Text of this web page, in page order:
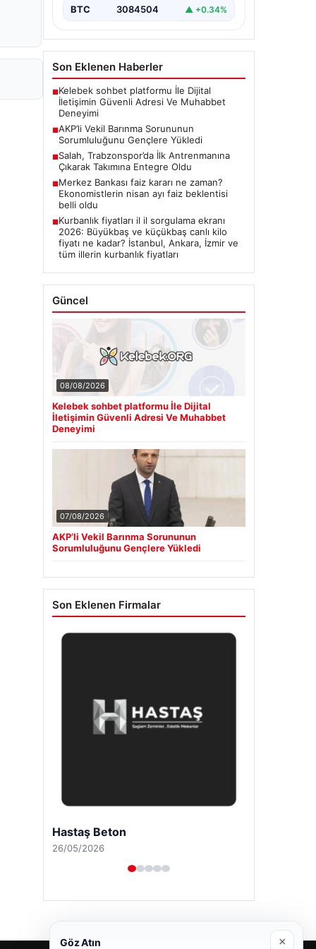
BTC 3084504 ▲ +0.34%
Son Eklenen Haberler
■Kelebek sohbet platformu İle Dijital
İletişimin Güvenli Adresi Ve Muhabbet
Deneyimi
■AKP’li Vekil Barınma Sorununun
Sorumluluğunu Gençlere Yükledi
■Salah, Trabzonspor’da İlk Antrenmanına
Çıkarak Takımına Entegre Oldu
■Merkez Bankası faiz kararı ne zaman?
Ekonomistlerin nisan ayı faiz beklentisi
belli oldu
■Kurbanlık fiyatları il il sorgulama ekranı
2026: Büyükbaş ve küçükbaş canlı kilo
fiyatı ne kadar? İstanbul, Ankara, İzmir ve
tüm illerin kurbanlık fiyatları
Güncel
08/08/2026
Kelebek sohbet platformu İle Dijital
İletişimin Güvenli Adresi Ve Muhabbet
Deneyimi
07/08/2026
AKP’li Vekil Barınma Sorununun
Sorumluluğunu Gençlere Yükledi
Son Eklenen Firmalar
Hastaş Beton
26/05/2026
Göz Atın ×